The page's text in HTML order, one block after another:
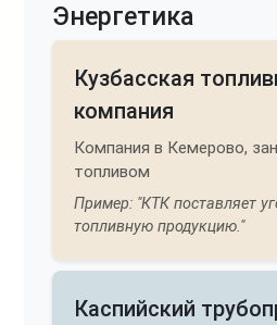
Энергетика
Кузбасская
компания
Компания в Кемерово,
топливом
Пример: "КТК поставляет
топливную продукцию."
Каспийский